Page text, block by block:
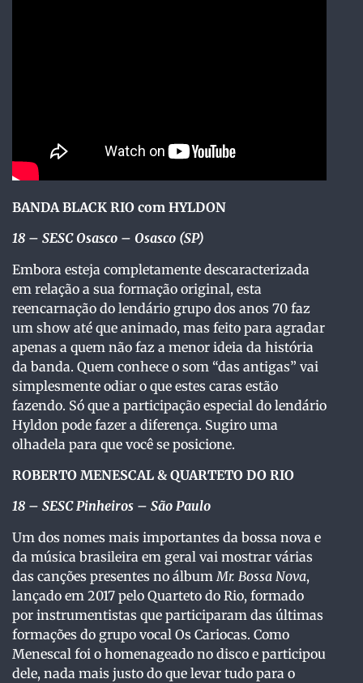
BANDA BLACK RIO com HYLDON
18 – SESC Osasco – Osasco (SP)
Embora esteja completamente descaracterizada
em relação a sua formação original, esta
reencarnação do lendário grupo dos anos 70 faz
um show até que animado, mas feito para agradar
apenas a quem não faz a menor ideia da história
da banda. Quem conhece o som “das antigas” vai
simplesmente odiar o que estes caras estão
fazendo. Só que a participação especial do lendário
Hyldon pode fazer a diferença. Sugiro uma
olhadela para que você se posicione.
ROBERTO MENESCAL & QUARTETO DO RIO
18 – SESC Pinheiros – São Paulo
Um dos nomes mais importantes da bossa nova e
da música brasileira em geral vai mostrar várias
das canções presentes no álbum Mr. Bossa Nova,
lançado em 2017 pelo Quarteto do Rio, formado
por instrumentistas que participaram das últimas
formações do grupo vocal Os Cariocas. Como
Menescal foi o homenageado no disco e participou
dele, nada mais justo do que levar tudo para o